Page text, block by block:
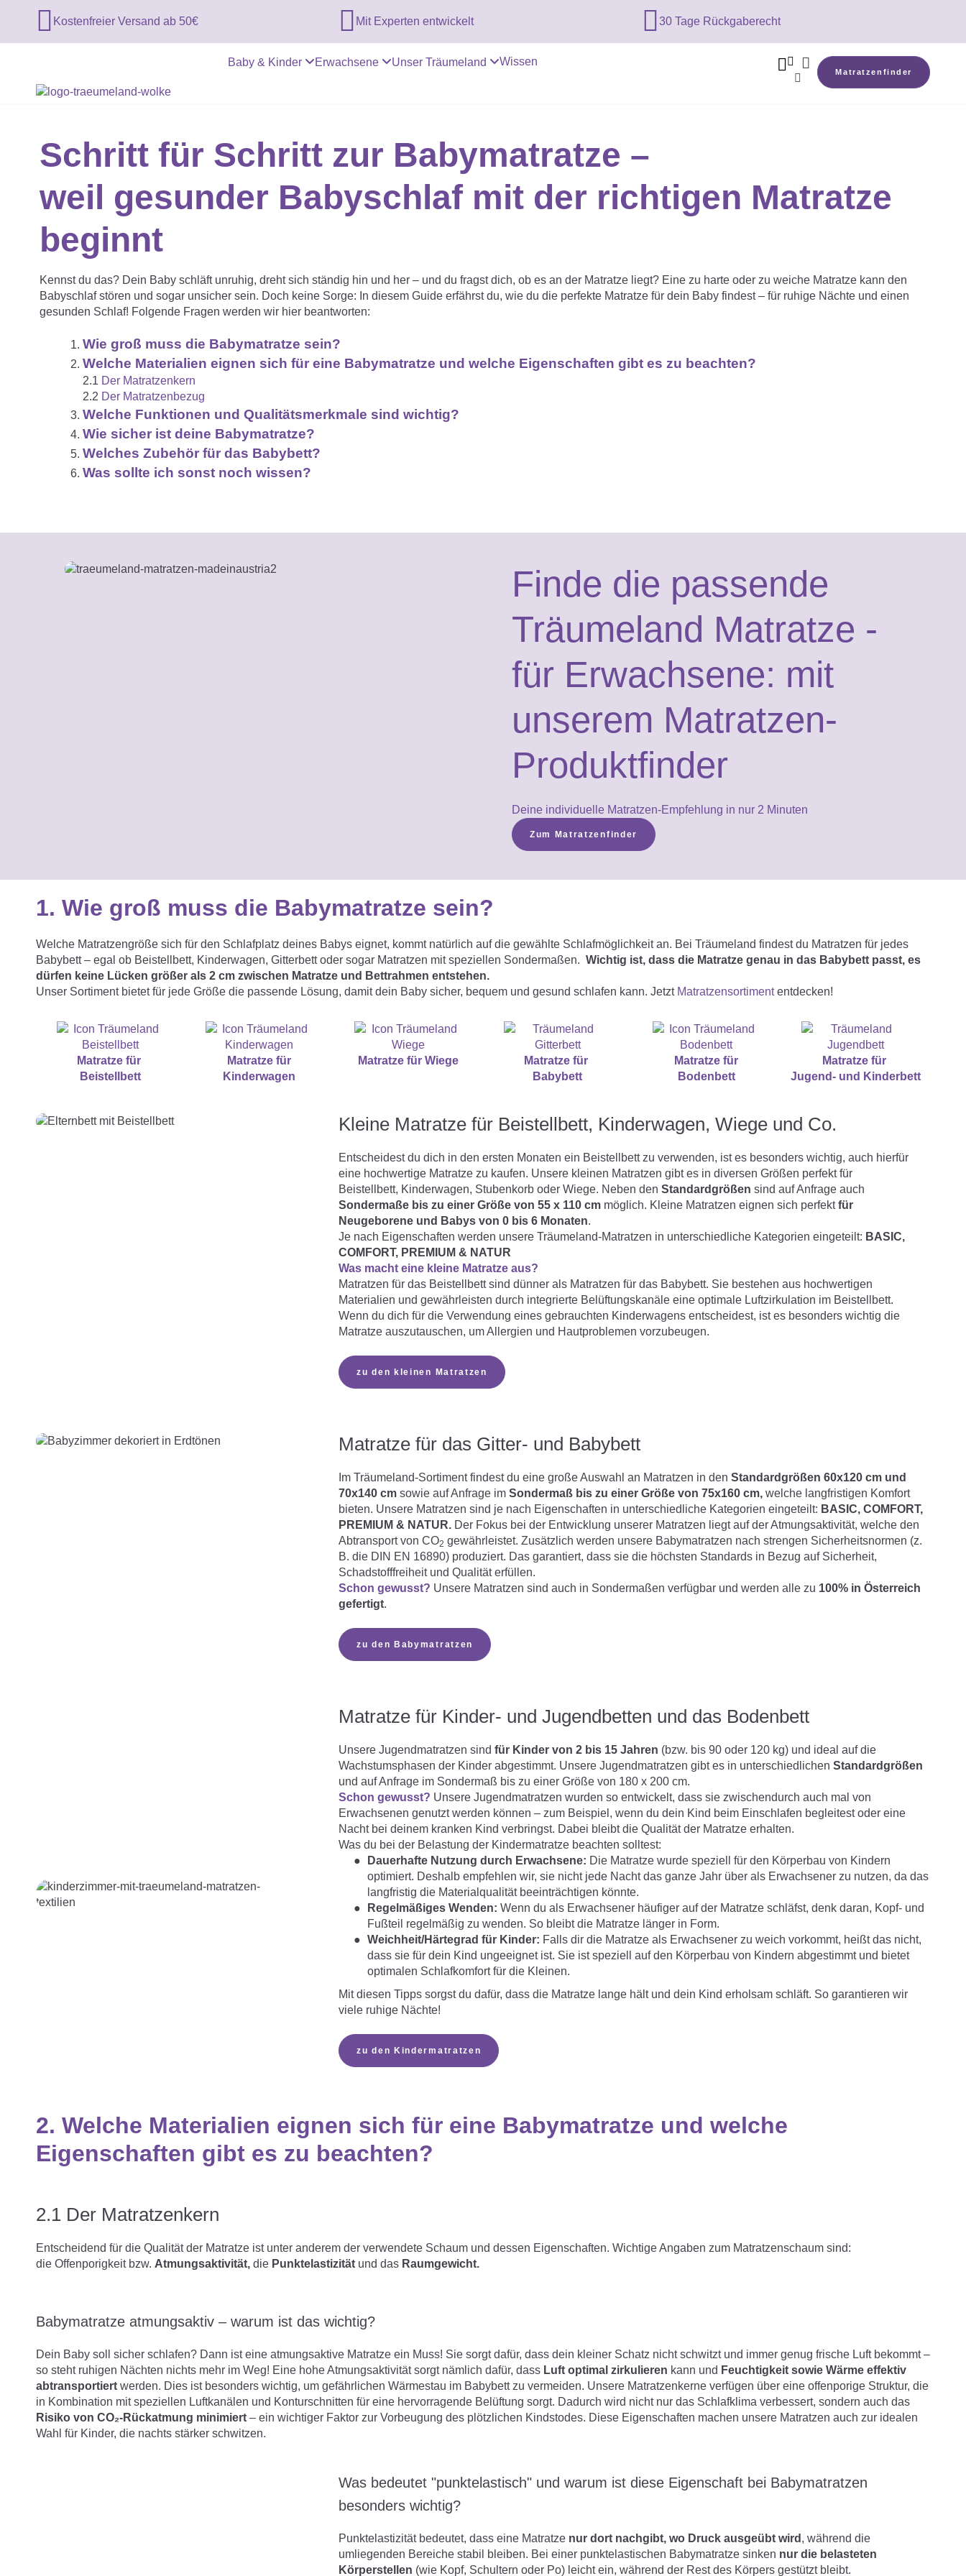
 Kostenfreier Versand ab 50€  Mit Experten entwickelt 30 Tage Rückgaberecht
Baby & Kinder Erwachsene Unser Träumeland Wissen 


Matratzenfinder
Schritt für Schritt zur Babymatratze –
weil gesunder Babyschlaf mit der richtigen Matratze
beginnt
Kennst du das? Dein Baby schläft unruhig, dreht sich ständig hin und her – und du fragst dich, ob es an der Matratze liegt? Eine zu harte oder zu weiche Matratze kann den
Babyschlaf stören und sogar unsicher sein. Doch keine Sorge: In diesem Guide erfährst du, wie du die perfekte Matratze für dein Baby findest – für ruhige Nächte und einen
gesunden Schlaf! Folgende Fragen werden wir hier beantworten:
Wie groß muss die Babymatratze sein?
Welche Materialien eignen sich für eine Babymatratze und welche Eigenschaften gibt es zu beachten?
2.1 Der Matratzenkern
2.2 Der Matratzenbezug
Welche Funktionen und Qualitätsmerkmale sind wichtig?
Wie sicher ist deine Babymatratze?
Welches Zubehör für das Babybett?
Was sollte ich sonst noch wissen?
Finde die passende
Träumeland Matratze ­
für Erwachsene: mit
unserem Matratzen-
Produktfinder
Deine individuelle Matratzen-Empfehlung in nur 2 Minuten
Zum Matratzenfinder
1. Wie groß muss die Babymatratze sein?
Welche Matratzengröße sich für den Schlafplatz deines Babys eignet, kommt natürlich auf die gewählte Schlafmöglichkeit an. Bei Träumeland findest du Matratzen für jedes
Babybett – egal ob Beistellbett, Kinderwagen, Gitterbett oder sogar Matratzen mit speziellen Sondermaßen. Wichtig ist, dass die Matratze genau in das Babybett passt, es
dürfen keine Lücken größer als 2 cm zwischen Matratze und Bettrahmen entstehen.
Unser Sortiment bietet für jede Größe die passende Lösung, damit dein Baby sicher, bequem und gesund schlafen kann. Jetzt Matratzensortimententdecken!
Matratze für ­
Beistellbett
Matratze für
Kinderwagen
Matratze für Wiege
Matratze für ­
Babybett
Matratze für
Bodenbett
Matratze für ­
Jugend- und Kinderbett
Kleine Matratze für Beistellbett, Kinderwagen, Wiege und Co.
Entscheidest du dich in den ersten Monaten ein Beistellbett zu verwenden, ist es besonders wichtig, auch hierfür
eine hochwertige Matratze zu kaufen. Unsere kleinen Matratzen gibt es in diversen Größen perfekt für
Beistellbett, Kinderwagen, Stubenkorb oder Wiege. Neben denStandardgrößensind auf Anfrage auch
Sondermaße bis zu einer Größe von 55 x 110 cm möglich. Kleine Matratzen eignen sich perfektfür
Neugeborene und Babys von 0 bis 6 Monaten.
Je nach Eigenschaften werden unsere Träumeland-Matratzen in unterschiedliche Kategorien eingeteilt: BASIC,
COMFORT, PREMIUM & NATUR
Was macht eine kleine Matratze aus?
Matratzen für das Beistellbett sind dünner als Matratzen für das Babybett. Sie bestehen aus hochwertigen
Materialien und gewährleisten durch integrierte Belüftungskanäle eine optimale Luftzirkulation im Beistellbett.
Wenn du dich für die Verwendung eines gebrauchten Kinderwagens entscheidest, ist es besonders wichtig die
Matratze auszutauschen, um Allergien und Hautproblemen vorzubeugen.
zu den kleinen Matratzen
Matratze für das Gitter- und Babybett
Im Träumeland-Sortiment findest du eine große Auswahl an Matratzen in denStandardgrößen 60x120 cm und
70x140 cmsowie auf Anfrage imSondermaß bis zu einer Größe von 75x160 cm,welche langfristigen Komfort
bieten. Unsere Matratzen sind je nach Eigenschaften in unterschiedliche Kategorien eingeteilt: BASIC, COMFORT,
PREMIUM & NATUR. Der Fokus bei der Entwicklung unserer Matratzen liegt auf der Atmungsaktivität, welche den
Abtransport von CO2 gewährleistet. Zusätzlich werden unsere Babymatratzen nach strengen Sicherheitsnormen (z.
B. die DIN EN 16890) produziert. Das garantiert, dass sie die höchsten Standards in Bezug auf Sicherheit,
Schadstofffreiheit und Qualität erfüllen.
Schon gewusst? Unsere Matratzen sind auch in Sondermaßen verfügbar und werden alle zu 100% in Österreich
gefertigt.
zu den Babymatratzen
Matratze für Kinder- und Jugendbetten und das Bodenbett
Unsere Jugendmatratzen sindfür Kinder von 2 bis 15 Jahren (bzw. bis 90 oder 120 kg) und ideal auf die
Wachstumsphasen der Kinder abgestimmt. Unsere Jugendmatratzen gibt es in unterschiedlichenStandardgrößen
und auf Anfrage im Sondermaß bis zu einer Größe von 180 x 200 cm.
Schon gewusst? Unsere Jugendmatratzen wurden so entwickelt, dass sie zwischendurch auch mal von
Erwachsenen genutzt werden können – zum Beispiel, wenn du dein Kind beim Einschlafen begleitest oder eine
Nacht bei deinem kranken Kind verbringst. Dabei bleibt die Qualität der Matratze erhalten.
Was du bei der Belastung der Kindermatratze beachten solltest:
Dauerhafte Nutzung durch Erwachsene: Die Matratze wurde speziell für den Körperbau von Kindern
optimiert. Deshalb empfehlen wir, sie nicht jede Nacht das ganze Jahr über als Erwachsener zu nutzen, da das
langfristig die Materialqualität beeinträchtigen könnte.
Regelmäßiges Wenden: Wenn du als Erwachsener häufiger auf der Matratze schläfst, denk daran, Kopf- und
Fußteil regelmäßig zu wenden. So bleibt die Matratze länger in Form.
Weichheit/Härtegrad für Kinder: Falls dir die Matratze als Erwachsener zu weich vorkommt, heißt das nicht,
dass sie für dein Kind ungeeignet ist. Sie ist speziell auf den Körperbau von Kindern abgestimmt und bietet
optimalen Schlafkomfort für die Kleinen.
Mit diesen Tipps sorgst du dafür, dass die Matratze lange hält und dein Kind erholsam schläft. So garantieren wir
viele ruhige Nächte!
zu den Kindermatratzen
2. Welche Materialien eignen sich für eine Babymatratze und welche
Eigenschaften gibt es zu beachten?
2.1 Der Matratzenkern
Entscheidend für die Qualität der Matratze ist unter anderem der verwendete Schaum und dessen Eigenschaften. Wichtige Angaben zum Matratzenschaum sind:
die Offenporigkeit bzw. Atmungsaktivität, die Punktelastizität und das Raumgewicht.
Babymatratze atmungsaktiv – warum ist das wichtig?
Dein Baby soll sicher schlafen? Dann ist eine atmungsaktive Matratze ein Muss! Sie sorgt dafür, dass dein kleiner Schatz nicht schwitzt und immer genug frische Luft bekommt –
so steht ruhigen Nächten nichts mehr im Weg! Eine hohe Atmungsaktivität sorgt nämlich dafür, dass Luft optimal zirkulieren kann und Feuchtigkeit sowie Wärme effektiv
abtransportiert werden. Dies ist besonders wichtig, um gefährlichen Wärmestau im Babybett zu vermeiden. Unsere Matratzenkerne verfügen über eine offenporige Struktur, die
in Kombination mit speziellen Luftkanälen und Konturschnitten für eine hervorragende Belüftung sorgt. Dadurch wird nicht nur das Schlafklima verbessert, sondern auch das
Risiko von CO₂-Rückatmung minimiert – ein wichtiger Faktor zur Vorbeugung des plötzlichen Kindstodes. Diese Eigenschaften machen unsere Matratzen auch zur idealen
Wahl für Kinder, die nachts stärker schwitzen.
Was bedeutet "punktelastisch" und warum ist diese Eigenschaft bei Babymatratzen
besonders wichtig?
Punktelastizität bedeutet, dass eine Matratze nur dort nachgibt, wo Druck ausgeübt wird , während die
umliegenden Bereiche stabil bleiben. Bei einer punktelastischen Babymatratze sinken nur die belasteten
Körperstellen (wie Kopf, Schultern oder Po) leicht ein, während der Rest des Körpers gestützt bleibt.